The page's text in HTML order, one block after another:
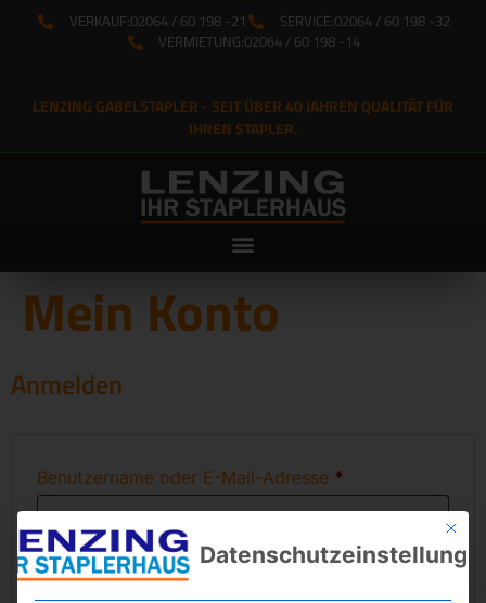
VERKAUF:02064 / 60 198 -21 SERVICE:02064 / 60 198 -32
VERMIETUNG:02064 / 60 198 -14
LENZING GABELSTAPLER - SEIT ÜBER 40 JAHREN QUALITÄT FÜR
IHREN STAPLER.
Mein Konto
Anmelden
Benutzername oder E-Mail-Adresse *
Passwort*
Mit